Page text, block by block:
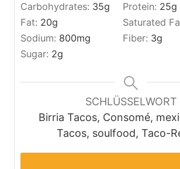
Carbohydrates: 35g Protein: 25g
Fat: 20g Saturated
Sodium: 800mg Fiber: 3g
Sugar: 2g
SCHLÜSSELWORT
Birria Tacos, Consomé,
Tacos, soulfood, Taco-